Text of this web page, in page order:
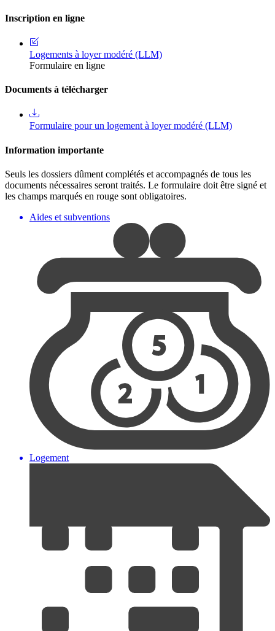
Inscription en ligne
Logements à loyer modéré (LLM)
Formulaire en ligne
Documents à télécharger
Formulaire pour un logement à loyer modéré (LLM)
Information importante
Seuls les dossiers dûment complétés et accompagnés de tous les
documents nécessaires seront traités. Le formulaire doit être signé et
les champs marqués en rouge sont obligatoires.
Aides et subventions
Logement